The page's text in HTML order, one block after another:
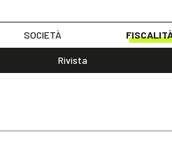
SOCIETÀ
Rivista